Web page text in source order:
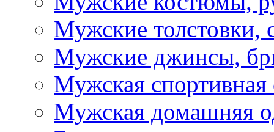
Мужские толстовки,
Мужские джинсы,
Мужская спортивная
Мужская домашняя